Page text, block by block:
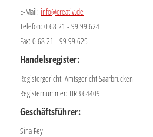
E-Mail: info@creativ.de
Telefon: 0 68 21 - 99 99 624
Fax: 0 68 21 - 99 99 625
Handelsregister:
Registergericht: Amtsgericht Saarbrücken
Registernummer: HRB 64409
Geschäftsführer:
Sina Fey